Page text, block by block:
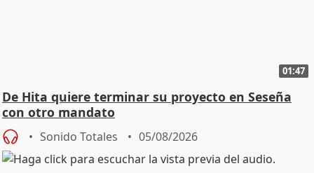
01:47
De Hita quiere terminar su proyecto en Seseña
con otro mandato
Sonido Totales 05/08/2026